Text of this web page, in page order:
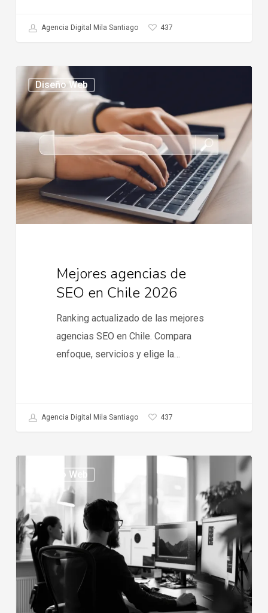
Agencia Digital Mila Santiago 437
Diseño Web
Mejores
agencias
de
SEO
en
2026
Mejores agencias de
SEO en Chile 2026
Ranking actualizado de las mejores
agencias SEO en Chile. Compara
enfoque, servicios y elige la…
Agencia Digital Mila Santiago 437
Diseño Web
ecommerce
2026